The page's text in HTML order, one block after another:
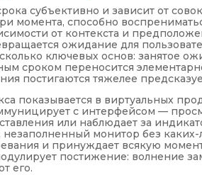
субъективно и зависит от
момента, способно
от контекста и
ожидание для
ключевых основ: занятое
сроком переносится
постигаются тяжелее
показывается в виртуальных
с интерфейсом —
или наблюдает за
монитор без
и принуждает всякую
постижение: волнение
его.